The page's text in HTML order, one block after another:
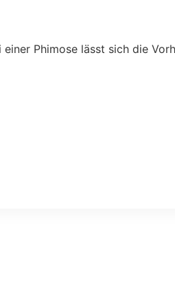
einer Phimose lässt sich die